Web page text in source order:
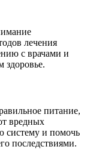
лечения
с врачами и
здоровье.
питание,
вредных
систему и помочь
последствиями.